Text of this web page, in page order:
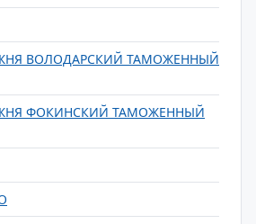
ВОЛОДАРСКИЙ ТАМОЖЕННЫЙ
ФОКИНСКИЙ ТАМОЖЕННЫЙ